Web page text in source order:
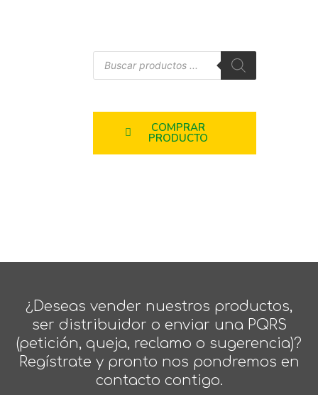
COMPRAR
PRODUCTO
¿Deseas vender nuestros productos,
ser distribuidor o enviar una PQRS
(petición, queja, reclamo o sugerencia)?
Regístrate y pronto nos pondremos en
contacto contigo.